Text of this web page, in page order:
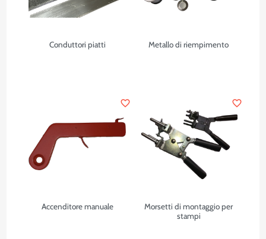
Conduttori piatti Metallo di riempimento
Accenditore manuale
favorite_border
Morsetti di montaggio per
stampi
favorite_border